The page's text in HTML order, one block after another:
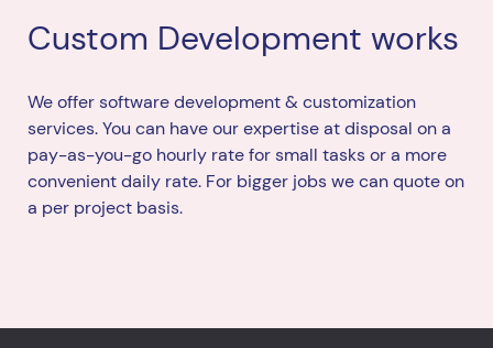
Custom Development works
We offer software development & customization
services. You can have our expertise at disposal on a
pay-as-you-go hourly rate for small tasks or a more
convenient daily rate. For bigger jobs we can quote on
a per project basis.